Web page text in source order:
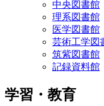
中央図書館
理系図書館
医学図書館
芸術工学図
筑紫図書館
記録資料館
学習・教育